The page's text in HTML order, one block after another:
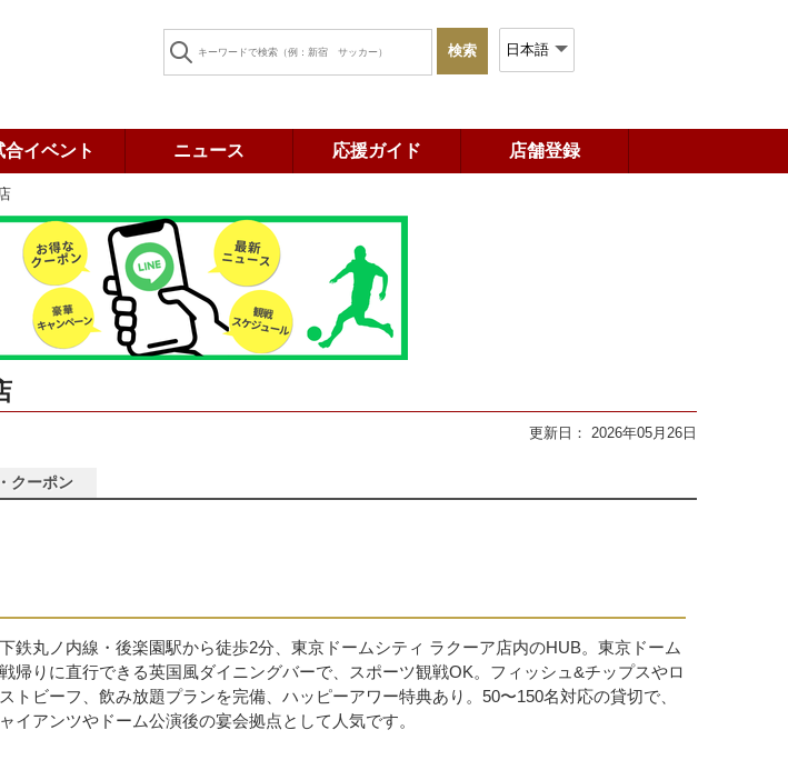
合イベント ニュース 応援ガイド 店舗登録
更新日： 2026年05月26日
クーポン
鉄丸ノ内線・後楽園駅から徒歩2分、東京ドームシティ ラクーア店内のHUB。東京ドーム
帰りに直行できる英国風ダイニングバーで、スポーツ観戦OK。フィッシュ&チップスやロ
トビーフ、飲み放題プランを完備、ハッピーアワー特典あり。50〜150名対応の貸切で、
イアンツやドーム公演後の宴会拠点として人気です。